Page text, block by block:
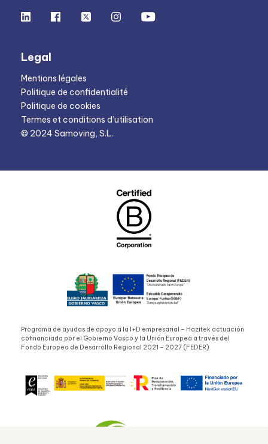
Legal
Mentions légales
Politique de confidentialité
Politique de cookies
Termes et conditions d’utilisation
© 2024 Samoving, S.L.
Programa de ayudas de apoyo a la I+D empresarial – Hazitek actuación
cofinanciada por el Gobierno Vasco y la Unión Europea a través del
Fondo Europeo de Desarrollo Regional 2021 – 2027 (FEDER)